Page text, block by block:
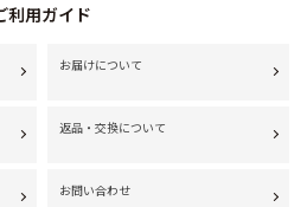
利用ガイド
お届けについて
返品・交換について
お問い合わせ